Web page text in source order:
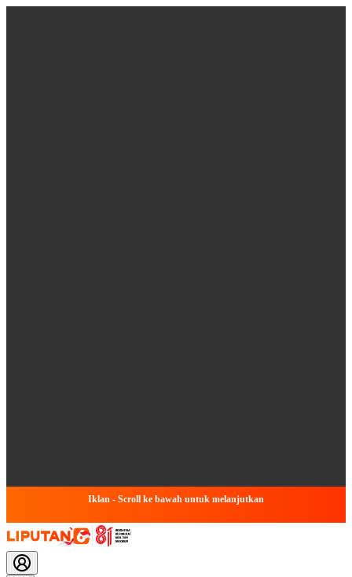
Iklan - Scroll ke bawah untuk melanjutkan